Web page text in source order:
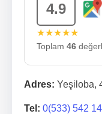
4.9
★★★★★
Toplam 46
Adres: Yeşiloba,
Tel: 0(533) 542